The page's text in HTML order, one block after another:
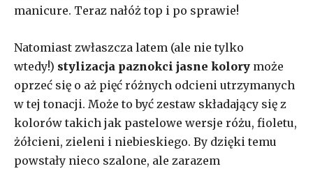
manicure. Teraz nałóż top i po sprawie!
Natomiast zwłaszcza latem (ale nie tylko
wtedy!) stylizacja paznokci jasne kolory może
oprzeć się o aż pięć różnych odcieni utrzymanych
w tej tonacji. Może to być zestaw składający się z
kolorów takich jak pastelowe wersje różu, fioletu,
żółcieni, zieleni i niebieskiego. By dzięki temu
powstały nieco szalone, ale zarazem